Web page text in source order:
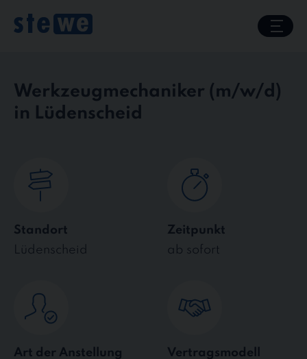
content
Werkzeugmechaniker
in Lüdenscheid
Standort
Lüdenscheid
Zeitpunkt
ab sofort
Art der Anstellung
Vertragsmodell